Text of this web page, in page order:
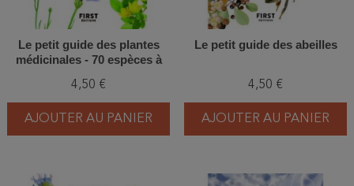
Le petit guide des plantes
médicinales - 70 espèces à
4,50 €
AJOUTER AU PANIER
Le petit guide des abeilles
4,50 €
AJOUTER AU PANIER